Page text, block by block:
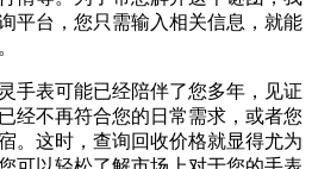
平台，您只需输入相关信息，就能
手表可能已经陪伴了您多年，见证
经不再符合您的日常需求，或者您
。这时，查询回收价格就显得尤为